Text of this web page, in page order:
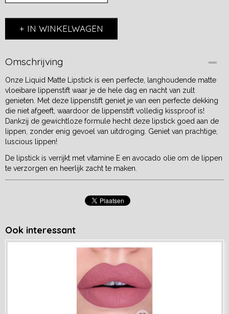
IN WINKELWAGEN
Omschrijving
Onze Liquid Matte Lipstick is een perfecte, langhoudende matte
vloeibare lippenstift waar je de hele dag en nacht van zult
genieten. Met deze lippenstift geniet je van een perfecte dekking
die niet afgeeft, waardoor de lippenstift volledig kissproof is!
Dankzij de gewichtloze formule hecht deze lipstick goed aan de
lippen, zonder enig gevoel van uitdroging. Geniet van prachtige,
luscious lippen!
De lipstick is verrijkt met vitamine E en avocado olie om de lippen
te verzorgen en heerlijk zacht te maken.
Ook interessant